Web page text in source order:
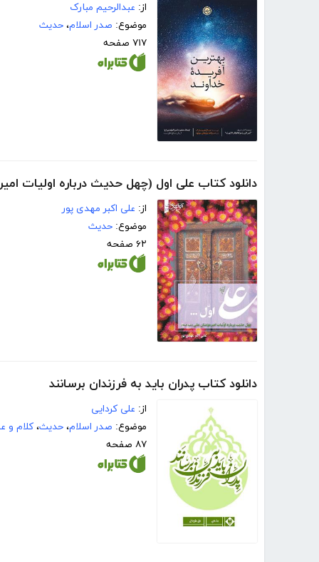
از: عبدالرحیم مبارک
موضوع: صدر اسلام، حدیث
۷۱۷ صفحه
دانلود کتاب علی اول (چهل حدیث درباره اولیات
از: علی اکبر مهدی پور
موضوع: حدیث
۶۲ صفحه
دانلود کتاب پدران باید به فرزندان برسانند
از: علی کردایی
موضوع: صدر اسلام، حدیث، کلام و
۸۷ صفحه